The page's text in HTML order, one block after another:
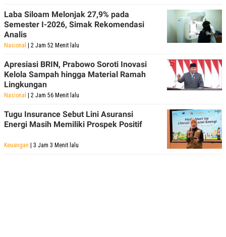
Laba Siloam Melonjak 27,9% pada
Semester I-2026, Simak Rekomendasi
Analis
Nasional | 2 Jam 52 Menit lalu
Apresiasi BRIN, Prabowo Soroti Inovasi
Kelola Sampah hingga Material Ramah
Lingkungan
Nasional | 2 Jam 56 Menit lalu
Tugu Insurance Sebut Lini Asuransi
Energi Masih Memiliki Prospek Positif
Keuangan | 3 Jam 3 Menit lalu